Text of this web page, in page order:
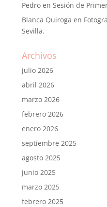
Pedroen Sesión de
Blanca Quiroga en
Sevilla.
Archivos
julio 2026
abril 2026
marzo 2026
febrero 2026
enero 2026
septiembre 2025
agosto 2025
junio 2025
marzo 2025
febrero 2025